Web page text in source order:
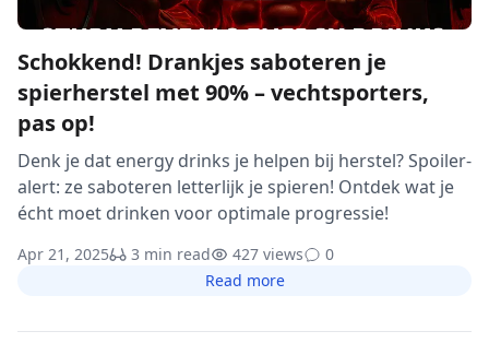
Schokkend! Drankjes saboteren je
spierherstel met 90% – vechtsporters,
pas op!
Denk je dat energy drinks je helpen bij herstel? Spoiler-
alert: ze saboteren letterlijk je spieren! Ontdek wat je
écht moet drinken voor optimale progressie!
Apr 21, 2025 3 min read 427 views
0
Read more